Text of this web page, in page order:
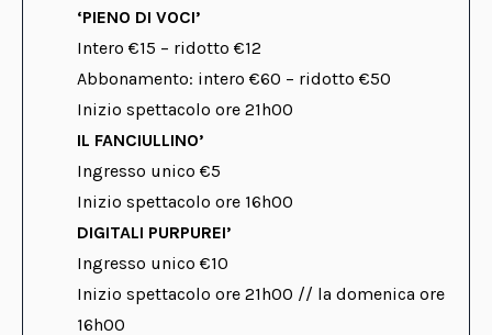
‘PIENO DI VOCI’
Intero €15 – ridotto €12
Abbonamento: intero €60 – ridotto €50
Inizio spettacolo ore 21h00
IL FANCIULLINO’
Ingresso unico €5
Inizio spettacolo ore 16h00
DIGITALI PURPUREI’
Ingresso unico €10
Inizio spettacolo ore 21h00 // la domenica ore
16h00